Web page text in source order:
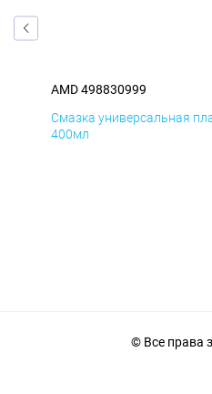
AMD 498830999
Смазка универсальная
400мл
© Все права